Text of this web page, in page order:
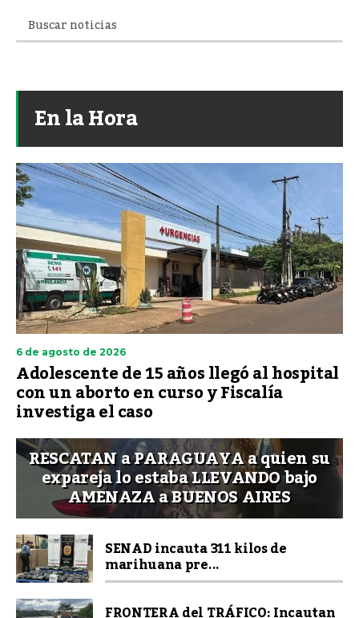
En la Hora
6 de agosto de 2026
Adolescente de 15 años llegó al hospital
con un aborto en curso y Fiscalía
investiga el caso
RESCATAN a PARAGUAYA a quien su
expareja lo estaba LLEVANDO bajo
AMENAZA a BUENOS AIRES
SENAD incauta 311 kilos de
marihuana pre...